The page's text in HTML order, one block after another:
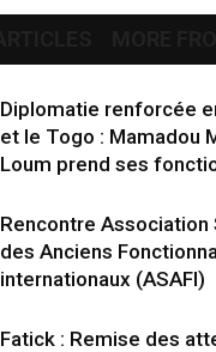
Diplomatie renforcée
et le Togo : Mamadou
Loum prend ses
Rencontre Association
des Anciens
internationaux (ASAFI)
Fatick : Remise des